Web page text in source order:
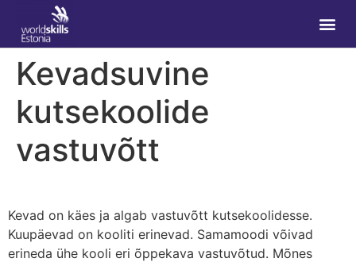
Kevadsuvine
kutsekoolide
vastuvõtt
Kevad on käes ja algab vastuvõtt kutsekoolidesse.
Kuupäevad on kooliti erinevad. Samamoodi võivad
erineda ühe kooli eri õppekava vastuvõtud. Mõnes